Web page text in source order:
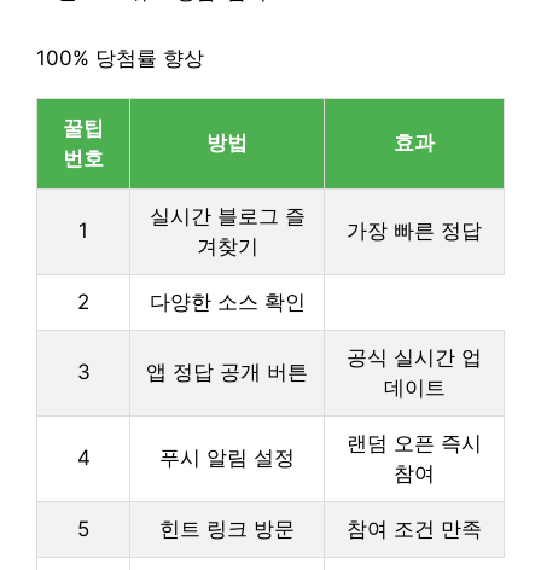
100% 당첨률 향상
꿀팁
번호
방법 효과
1
실시간 블로그 즐
겨찾기
가장 빠른 정답
2 다양한 소스 확인
3 앱 정답 공개 버튼
공식 실시간 업
데이트
4 푸시 알림 설정
랜덤 오픈 즉시
참여
5 힌트 링크 방문 참여 조건 만족